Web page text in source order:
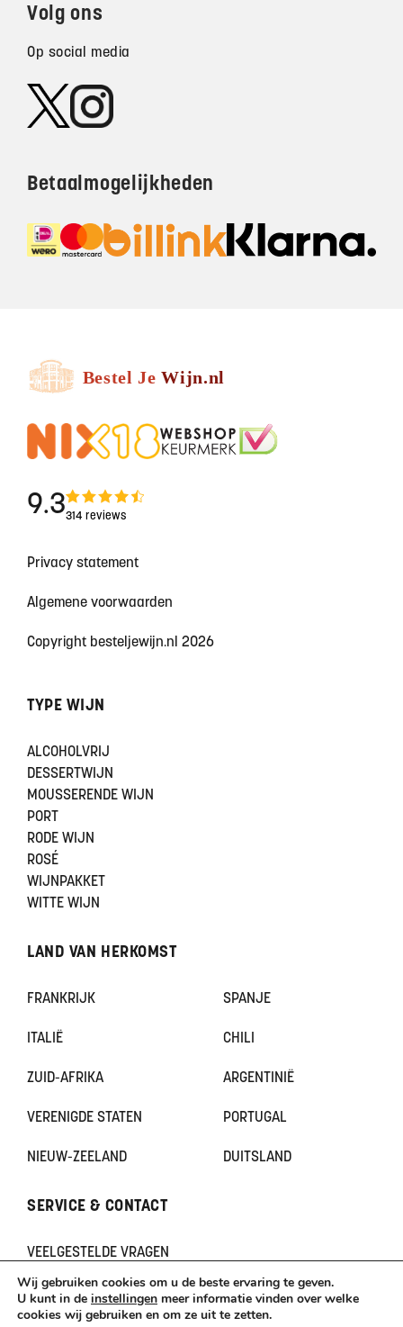
Volg ons
Op social media
Betaalmogelijkheden
9.3314 reviews
Privacy statement
Algemene voorwaarden
Copyright besteljewijn.nl 2026
TYPE WIJN
ALCOHOLVRIJ
DESSERTWIJN
MOUSSERENDE WIJN
PORT
RODE WIJN
ROSÉ
WIJNPAKKET
WITTE WIJN
LAND VAN HERKOMST
FRANKRIJK SPANJE
ITALIË CHILI
ZUID-AFRIKA ARGENTINIË
VERENIGDE STATEN PORTUGAL
NIEUW-ZEELAND DUITSLAND
SERVICE & CONTACT
VEELGESTELDE VRAGEN
CONTACT
KLACHTEN
TERUGBETAAL- EN RETOURNERINGSBELEID
Wij gebruiken cookies om u de beste ervaring te geven.
U kunt in de instellingen meer informatie vinden over welke
cookies wij gebruiken en om ze uit te zetten.